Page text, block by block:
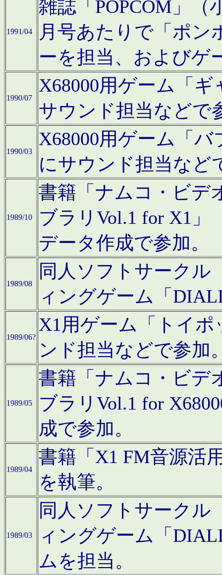
1991/04
雑誌「POPCOM」（
月号あたりで「ポン
ーを担当、およびゲ
1990/07
X68000用ゲーム「
サウンド担当などで
1990/03
X68000用ゲーム「
にサウンド担当など
1989/10
書籍「ナムコ・ビデ
ブラリVol.1 for X1」
データ作成で参加。
1989/08
同人ソフトサークル
ィングゲーム「
1989/06?
X1用ゲーム「トイ
ンド担当などで参加
1989/05
書籍「ナムコ・ビデ
ブラリVol.1 for
成で参加。
1989/04
書籍「X1 FM音源活
を執筆。
1989/03
同人ソフトサークル
ィングゲーム「
ムを担当。